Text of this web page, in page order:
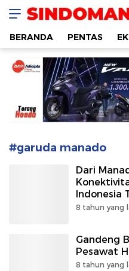
SINDOMANADO
Informatif dan
BERANDA PENTAS
#garuda manado
Dari
Indonesia
8 tahun yang
Gandeng
Pesawat
8 tahun yang